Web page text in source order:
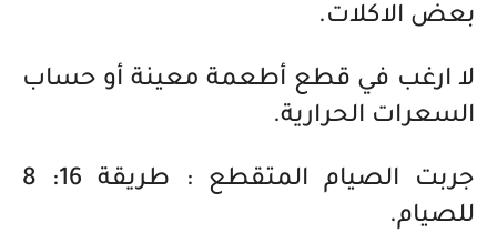
بعض الاكلات.
لا ارغب في قطع أطعمة معينة أو حساب
السعرات الحرارية.
جربت الصيام المتقطع : طريقة 16: 8
للصيام.